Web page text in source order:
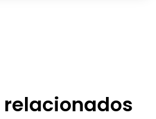
relacionados